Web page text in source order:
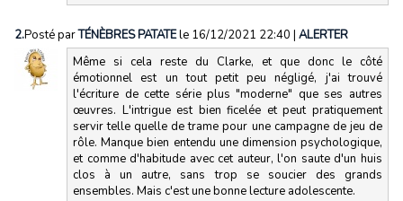
2.Posté parTÉNÈBRES PATATEle 16/12/2021 22:40 | ALERTER
Même si cela reste du Clarke, et que donc le côté
émotionnel est un tout petit peu négligé, j'ai trouvé
l'écriture de cette série plus "moderne" que ses autres
œuvres. L'intrigue est bien ficelée et peut pratiquement
servir telle quelle de trame pour une campagne de jeu de
rôle. Manque bien entendu une dimension psychologique,
et comme d'habitude avec cet auteur, l'on saute d'un huis
clos à un autre, sans trop se soucier des grands
ensembles. Mais c'est une bonne lecture adolescente.